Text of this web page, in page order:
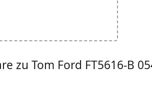
zu Tom Ford FT5616-B